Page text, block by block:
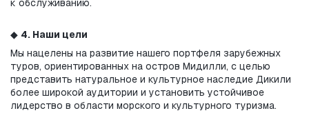
к обслуживанию.
◆ 4. Наши цели
Мы нацелены на развитие нашего портфеля зарубежных
туров, ориентированных на остров Мидилли, с целью
представить натуральное и культурное наследие Дикили
более широкой аудитории и установить устойчивое
лидерство в области морского и культурного туризма.